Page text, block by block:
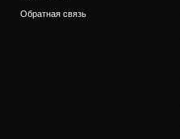
Обратная связь